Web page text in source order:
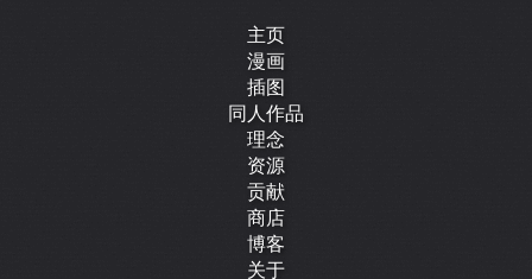
主页
漫画
插图
同人作品
理念
资源
贡献
商店
博客
关于